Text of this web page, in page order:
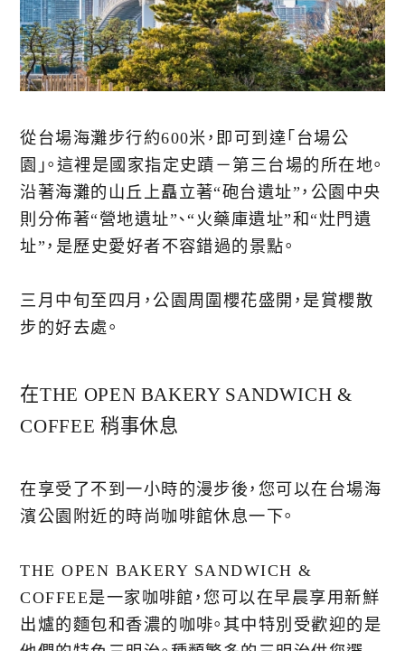
從台場海灘步行約600米，即可到達「台場公
園」。這裡是國家指定史蹟－第三台場的所在地。
沿著海灘的山丘上矗立著“砲台遺址”，公園中央
則分佈著“營地遺址”、“火藥庫遺址”和“灶門遺
址”，是歷史愛好者不容錯過的景點。
三月中旬至四月，公園周圍櫻花盛開，是賞櫻散
步的好去處。
在THE OPEN BAKERY SANDWICH &
COFFEE 稍事休息
在享受了不到一小時的漫步後，您可以在台場海
濱公園附近的時尚咖啡館休息一下。
THE OPEN BAKERY SANDWICH &
COFFEE是一家咖啡館，您可以在早晨享用新鮮
出爐的麵包和香濃的咖啡。其中特別受歡迎的是